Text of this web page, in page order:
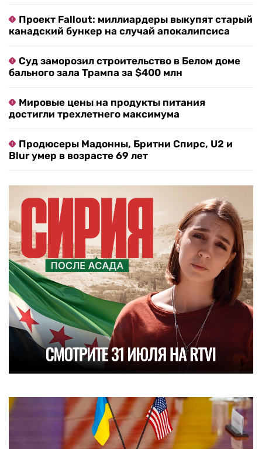
Проект Fallout: миллиардеры выкупят старый
канадский бункер на случай апокалипсиса
Суд заморозил строительство в Белом доме
бального зала Трампа за $400 млн
Мировые цены на продукты питания
достигли трехлетнего максимума
Продюсеры Мадонны, Бритни Спирс, U2 и
Blur умер в возрасте 69 лет